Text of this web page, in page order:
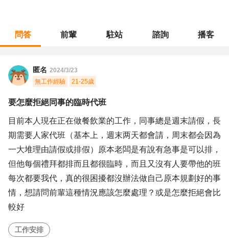
問答 前輩 駐站 諮詢 播客
匿名 2024/3/23
無工作經驗
21-25歲
要怎麼拒絕同事的臨時代班
目前本人現在正在做餐飲業的工作，同事總是週末請假，長
期需要人家代班（基本上，週末两天都會請，周末都会因為
一大堆理由請假或排假）原本老闆是有說有急事是可以排，
但他每個禮拜都排而且都很臨時，而且又沒有人要帶他的班
每次都要我代，真的很困擾都沒辦法做自己原本規劃好的事
情，想請問前輩這種情況應該怎麼處理？或是怎麼拒絕會比
較好
工作安排